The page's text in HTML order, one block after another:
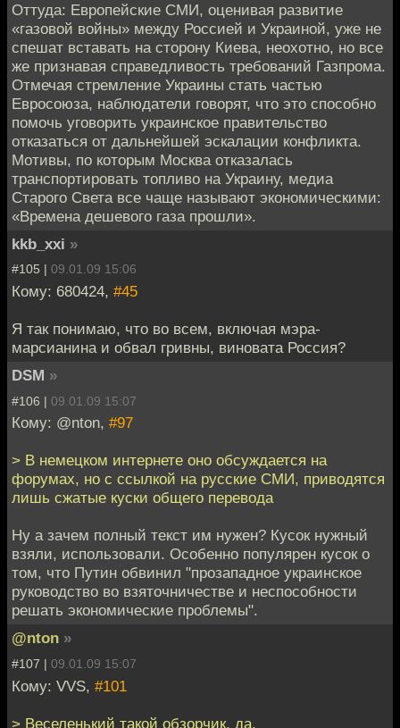
Оттуда: Европейские СМИ, оценивая развитие
«газовой войны» между Россией и Украиной, уже не
спешат вставать на сторону Киева, неохотно, но все
же признавая справедливость требований Газпрома.
Отмечая стремление Украины стать частью
Евросоюза, наблюдатели говорят, что это способно
помочь уговорить украинское правительство
отказаться от дальнейшей эскалации конфликта.
Мотивы, по которым Москва отказалась
транспортировать топливо на Украину, медиа
Старого Света все чаще называют экономическими:
«Времена дешевого газа прошли».
kkb_xxi »
#105 | 09.01.09 15:06
Кому: 680424, #45
Я так понимаю, что во всем, включая мэра-
марсианина и обвал гривны, виновата Россия?
DSM »
#106 | 09.01.09 15:07
Кому: @nton, #97
> В немецком интернете оно обсуждается на
форумах, но с ссылкой на русские СМИ, приводятся
лишь сжатые куски общего перевода
Ну а зачем полный текст им нужен? Кусок нужный
взяли, использовали. Особенно популярен кусок о
том, что Путин обвинил "прозападное украинское
руководство во взяточничестве и неспособности
решать экономические проблемы".
@nton »
#107 | 09.01.09 15:07
Кому: VVS, #101
> Веселенький такой обзорчик, да.